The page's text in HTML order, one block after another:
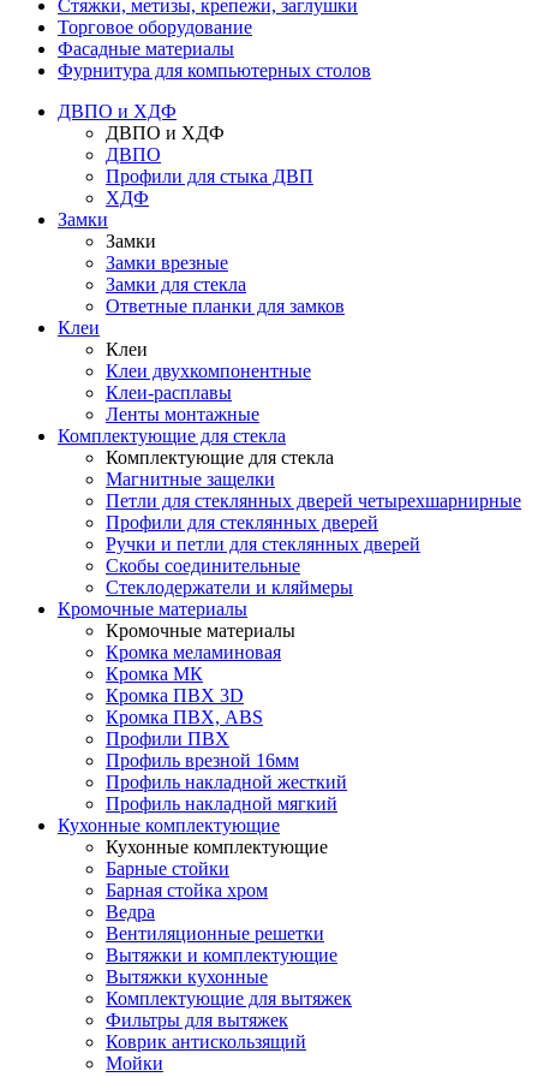
Стяжки, метизы, крепежи, заглушки
Торговое оборудование
Фасадные материалы
Фурнитура для компьютерных столов
ДВПО и ХДФ
ДВПО и ХДФ
ДВПО
Профили для стыка ДВП
ХДФ
Замки
Замки
Замки врезные
Замки для стекла
Ответные планки для замков
Клеи
Клеи
Клеи двухкомпонентные
Клеи-расплавы
Ленты монтажные
Комплектующие для стекла
Комплектующие для стекла
Магнитные защелки
Петли для стеклянных дверей четырехшарнирные
Профили для стеклянных дверей
Ручки и петли для стеклянных дверей
Скобы соединительные
Стеклодержатели и кляймеры
Кромочные материалы
Кромочные материалы
Кромка меламиновая
Кромка МК
Кромка ПВХ 3D
Кромка ПВХ, ABS
Профили ПВХ
Профиль врезной 16мм
Профиль накладной жесткий
Профиль накладной мягкий
Кухонные комплектующие
Кухонные комплектующие
Барные стойки
Барная стойка хром
Ведра
Вентиляционные решетки
Вытяжки и комплектующие
Вытяжки кухонные
Комплектующие для вытяжек
Фильтры для вытяжек
Коврик антискользящий
Мойки